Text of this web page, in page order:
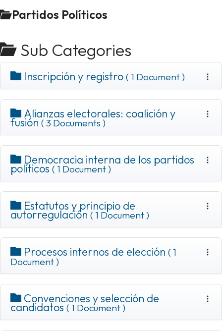
Partidos Políticos
Sub Categories
Inscripción y registro ( 1 Document )
Alianzas electorales: coalición y
fusión ( 3 Documents )
Democracia interna de los partidos
políticos ( 1 Document )
Estatutos y principio de
autorregulación ( 1 Document )
Procesos internos de elección ( 1
Document )
Convenciones y selección de
candidatos ( 1 Document )